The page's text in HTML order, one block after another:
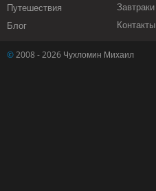
Путешествия
Блог
Завтраки
Контакты
© 2008 - 2026 Чухломин Михаил